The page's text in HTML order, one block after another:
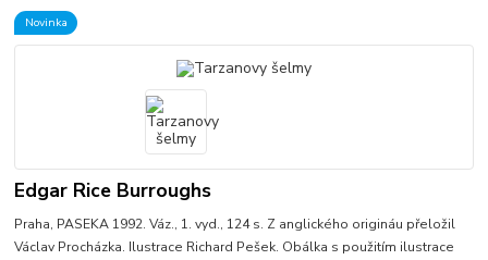
Novinka
Edgar Rice Burroughs
Praha, PASEKA 1992. Váz., 1. vyd., 124 s. Z anglického origináu přeložil
Václav Procházka. Ilustrace Richard Pešek. Obálka s použitím ilustrace